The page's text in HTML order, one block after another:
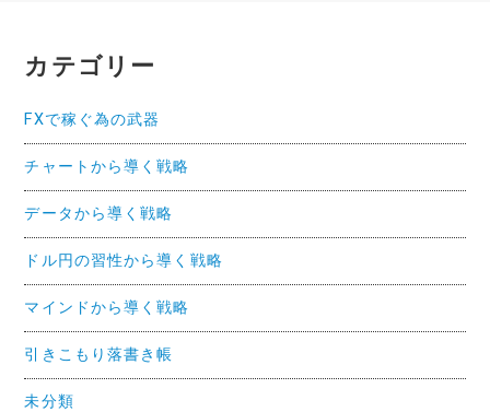
カテゴリー
FXで稼ぐ為の武器
チャートから導く戦略
データから導く戦略
ドル円の習性から導く戦略
マインドから導く戦略
引きこもり落書き帳
未分類